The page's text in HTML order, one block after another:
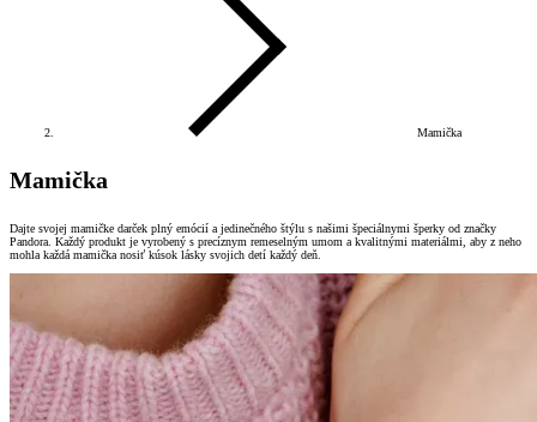
Mamička
Mamička
Dajte svojej mamičke darček plný emócií a jedinečného štýlu s našimi špeciálnymi šperky od značky
Pandora. Každý produkt je vyrobený s precíznym remeselným umom a kvalitnými materiálmi, aby z neho
mohla každá mamička nosiť kúsok lásky svojich detí každý deň.